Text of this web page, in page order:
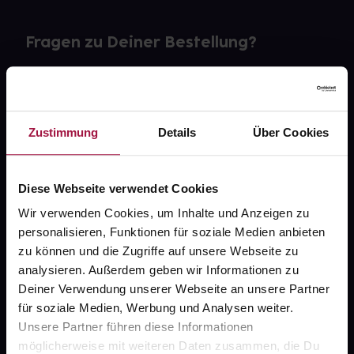
Zustimmung Details Über Cookies
Diese Webseite verwendet Cookies
Wir verwenden Cookies, um Inhalte und Anzeigen zu
personalisieren, Funktionen für soziale Medien anbieten
zu können und die Zugriffe auf unsere Webseite zu
analysieren. Außerdem geben wir Informationen zu
Deiner Verwendung unserer Webseite an unsere Partner
für soziale Medien, Werbung und Analysen weiter.
Unsere Partner führen diese Informationen
möglicherweise mit weiteren Daten zusammen, die Du
Fragen zu Deiner Bestellung?
gesund.de
Über uns
Karriere
Newsletter